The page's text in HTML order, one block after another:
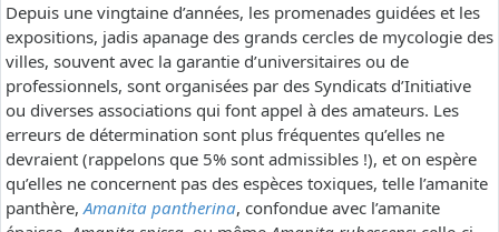
Depuis une vingtaine d’années, les promenades guidées et les
expositions, jadis apanage des grands cercles de mycologie des
villes, souvent avec la garantie d’universitaires ou de
professionnels, sont organisées par des Syndicats d’Initiative
ou diverses associations qui font appel à des amateurs. Les
erreurs de détermination sont plus fréquentes qu’elles ne
devraient (rappelons que 5% sont admissibles !), et on espère
qu’elles ne concernent pas des espèces toxiques, telle l’amanite
panthère,Amanita pantherina, confondue avec l’amanite